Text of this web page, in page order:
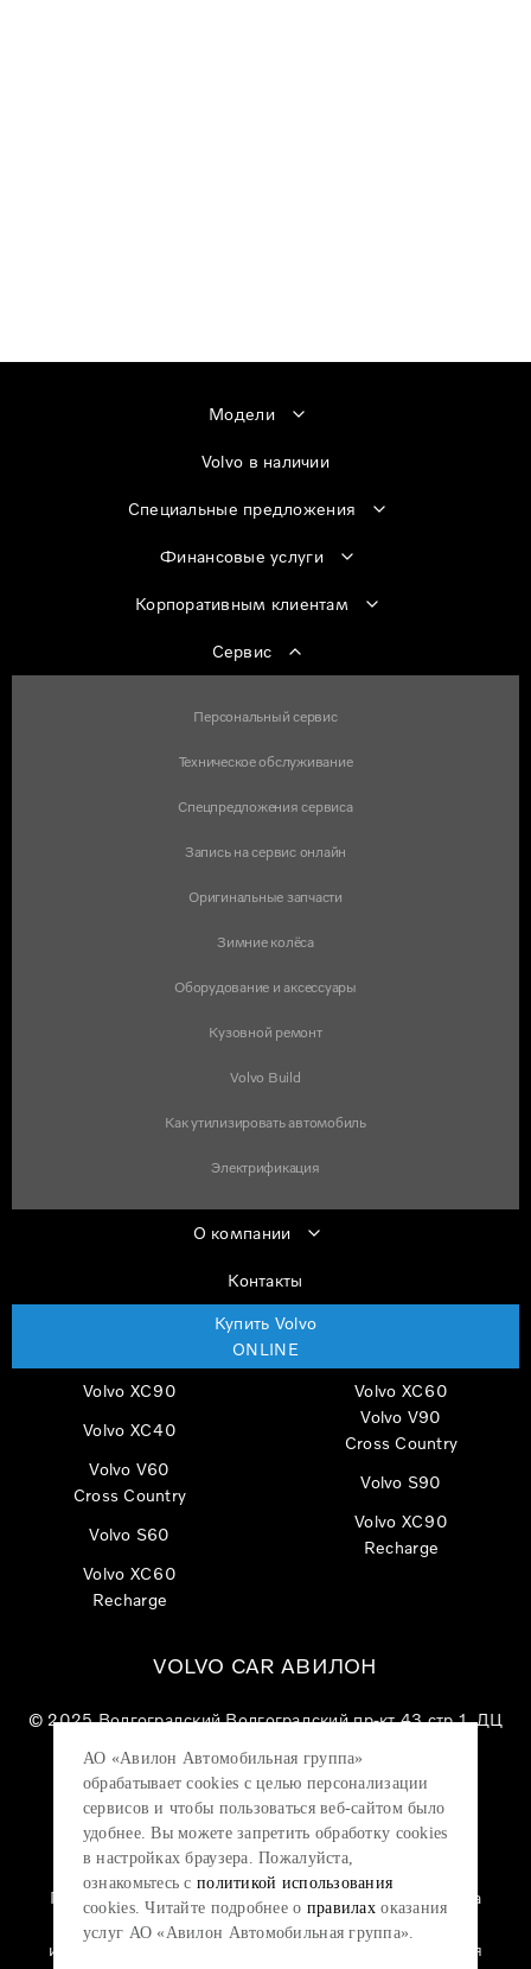
АО «Авилон Автомобильная группа»
обрабатывает cookies с целью персонализации
сервисов и чтобы пользоваться веб-сайтом было
удобнее. Вы можете запретить обработку сookies
в настройках браузера. Пожалуйста,
ознакомьтесь с политикой использования
cookies. Читайте подробнее о правилахоказания
услуг АО «Авилон Автомобильная группа».
Модели
Volvo в наличии
Специальные предложения
Финансовые услуги
Корпоративным клиентам
Сервис
Персональный сервис
Техническое обслуживание
Спецпредложения сервиса
Запись на сервис онлайн
Оригинальные запчасти
Зимние колёса
Оборудование и аксессуары
Кузовной ремонт
Volvo Build
Как утилизировать автомобиль
Электрификация
О компании
Контакты
Купить Volvo
ONLINE
Volvo XC90
Volvo XC60
Volvo XC40
Volvo V90
Cross Country
Volvo V60
Cross Country
Volvo S90
Volvo S60
Volvo XC90
Recharge
Volvo XC60
Recharge
VOLVO CAR АВИЛОН
© 2025Волгоградский Волгоградский пр-кт 43 стр 1, ДЦ
АО «Авилон АГ», ОГРН 1027700000151, ИНН
7705133757.
Политика конфиденциальности
Согласие на
обработку персональных данных
использования файлов cookie
Юридическая